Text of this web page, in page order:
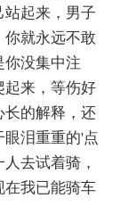
站起来，男子
你就永远不敢
你没集中注
起来，等伤好
长的解释，还
泪重重的'点
去试着骑，
在我已能骑车